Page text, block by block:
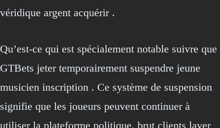
véridique argent acquérir .
Qu’est-ce qui est spécialement notable suivre que
GTBets jeter temporairement suspendre jeune
musicien inscription . Ce système de suspension
signifie que les joueurs peuvent continuer à
utiliser la plateforme politique. brut clients laver